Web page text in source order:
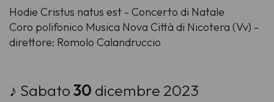
Hodie Cristus natus est - Concerto di Natale
Coro polifonico Musica Nova Città di Nicotera (Vv) -
direttore: Romolo Calandruccio
♪ Sabato30 dicembre 2023